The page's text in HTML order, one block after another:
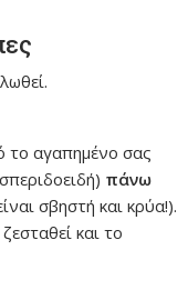
το αγαπημένο σας
πάνω
σβηστή και κρύα!).
και το